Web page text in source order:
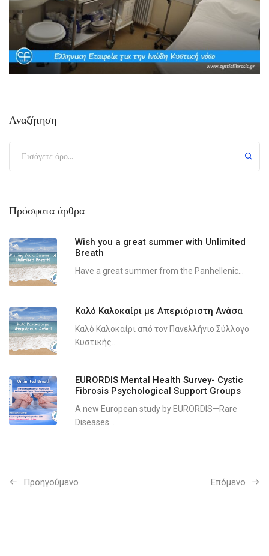
Αναζήτηση
Πρόσφατα άρθρα
Wish you a great summer with Unlimited
Breath
Have a great summer from the Panhellenic...
Καλό Καλοκαίρι με Απεριόριστη Ανάσα
Καλό Καλοκαίρι από τον Πανελλήνιο Σύλλογο
Κυστικής...
EURORDIS Mental Health Survey- Cystic
Fibrosis Psychological Support Groups
A new European study by EURORDIS—Rare
Diseases...
Προηγούμενo Επόμενο